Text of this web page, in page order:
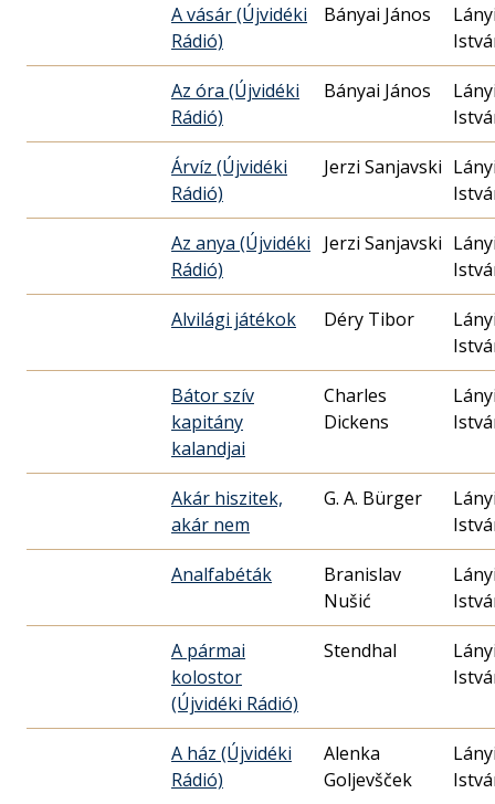
A vásár (Újvidéki
Rádió)
Bányai János
Az óra (Újvidéki
Rádió)
Bányai János
Árvíz (Újvidéki
Rádió)
Jerzi Sanjavski
Az anya (Újvidéki
Rádió)
Jerzi Sanjavski
Alvilági játékok Déry Tibor
Bátor szív
kapitány
kalandjai
Charles
Dickens
Akár hiszitek,
akár nem
G. A. Bürger
Analfabéták
Branislav
Nušić
A pármai
kolostor
(Újvidéki Rádió)
Stendhal
A ház (Újvidéki
Rádió)
Alenka
Goljevšček